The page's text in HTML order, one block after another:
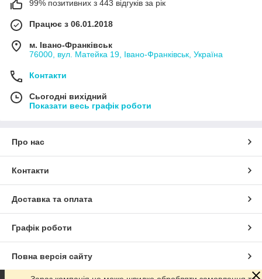
99% позитивних з 443 відгуків за рік
Працює з 06.01.2018
м. Івано-Франківськ
76000, вул. Матейка 19, Івано-Франківськ, Україна
Контакти
Сьогодні вихідний
Показати весь графік роботи
Про нас
Контакти
Доставка та оплата
Графік роботи
Повна версія сайту